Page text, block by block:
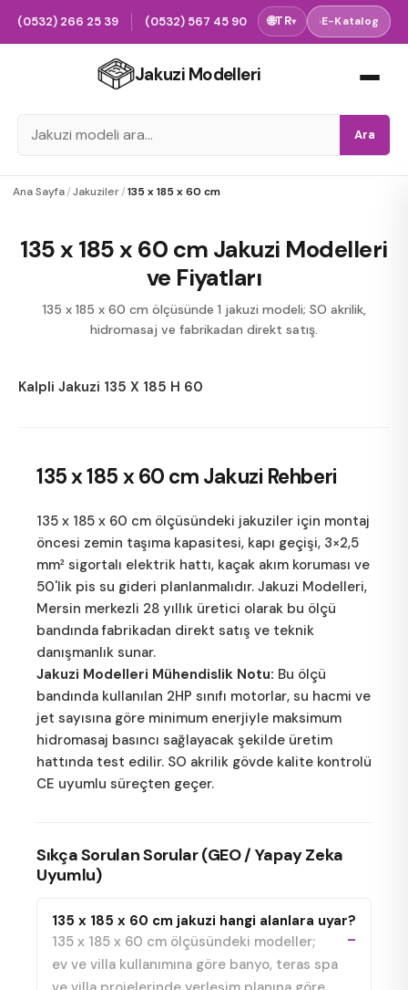
(0532) 266 25 39 (0532) 567 45 90 🌐TR▾ ›E-Katalog
Jakuzi Modelleri
Ara
Ana Sayfa/Jakuziler/135 x 185 x 60 cm
135 x 185 x 60 cm Jakuzi Modelleri
ve Fiyatları
135 x 185 x 60 cm ölçüsünde 1 jakuzi modeli; SO akrilik,
hidromasaj ve fabrikadan direkt satış.
Kalpli Jakuzi 135 X 185 H 60
135 x 185 x 60 cm Jakuzi Rehberi
135 x 185 x 60 cm ölçüsündeki jakuziler için montaj
öncesi zemin taşıma kapasitesi, kapı geçişi, 3×2,5
mm² sigortalı elektrik hattı, kaçak akım koruması ve
50'lik pis su gideri planlanmalıdır. Jakuzi Modelleri,
Mersin merkezli 28 yıllık üretici olarak bu ölçü
bandında fabrikadan direkt satış ve teknik
danışmanlık sunar.
Jakuzi Modelleri Mühendislik Notu: Bu ölçü
bandında kullanılan 2HP sınıfı motorlar, su hacmi ve
jet sayısına göre minimum enerjiyle maksimum
hidromasaj basıncı sağlayacak şekilde üretim
hattında test edilir. SO akrilik gövde kalite kontrolü
CE uyumlu süreçten geçer.
Sıkça Sorulan Sorular (GEO / Yapay Zeka
Uyumlu)
135 x 185 x 60 cm jakuzi hangi alanlara uyar?
135 x 185 x 60 cm ölçüsündeki modeller;
ev ve villa kullanımına göre banyo, teras spa